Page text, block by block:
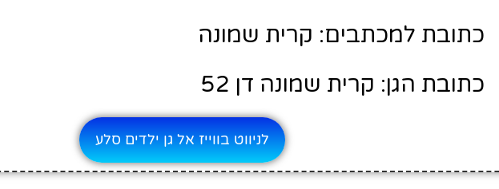
כתובת למכתבים: קרית שמונה
כתובת הגן: קרית שמונה דן 52
לניווט בווייז אל גן ילדים סלע